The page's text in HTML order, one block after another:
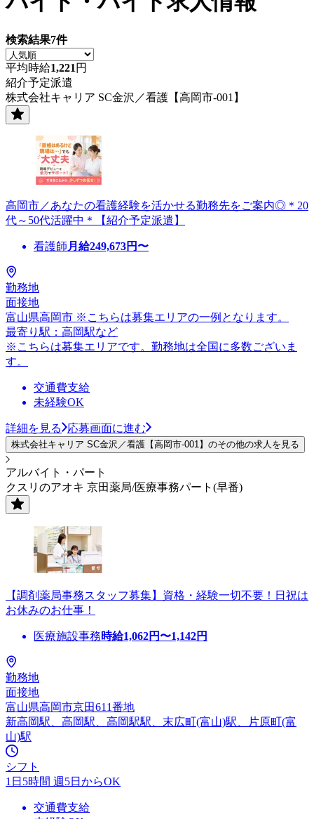
検索結果7件
平均時給1,221 円
紹介予定派遣
株式会社キャリア SC金沢／看護【高岡市-001】
高岡市／あなたの看護経験を活かせる勤務先をご案内◎＊20
代～50代活躍中＊【紹介予定派遣】
看護師 月給249,673円〜
勤務地
面接地
富山県高岡市 ※こちらは募集エリアの一例となります。
最寄り駅：高岡駅など
※こちらは募集エリアです。勤務地は全国に多数ございま
す。
交通費支給
未経験OK
詳細を見る 応募画面に進む
株式会社キャリア SC金沢／看護【高岡市-001】のその他の求人を見る
アルバイト・パート
クスリのアオキ 京田薬局/医療事務パート(早番)
【調剤薬局事務スタッフ募集】資格・経験一切不要！日祝は
お休みのお仕事！
医療施設事務時給1,062円〜1,142円
勤務地
面接地
富山県高岡市京田611番地
新高岡駅、高岡駅、高岡駅駅、末広町(富山)駅、片原町(富
山)駅
シフト
1日5時間 週5日からOK
交通費支給